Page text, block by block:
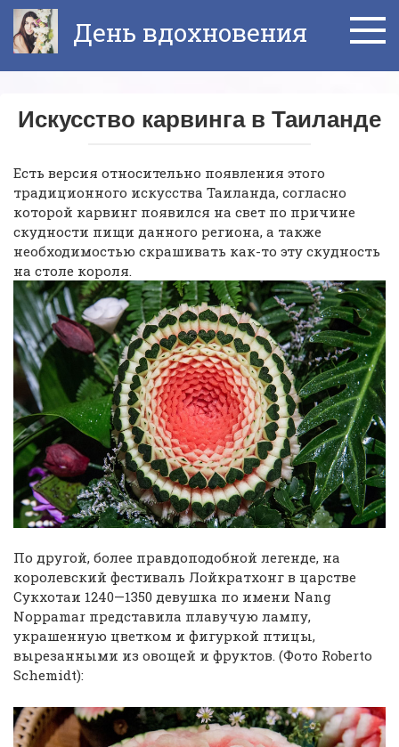
Перейти
контенту
День вдохновения
Искусство карвинга в Таиланде
Есть версия относительно появления этого
традиционного искусства Таиланда, согласно
которой карвинг появился на свет по причине
скудности пищи данного региона, а также
необходимостью скрашивать как-то эту скудность
на столе короля.
По другой, более правдоподобной легенде, на
королевский фестиваль Лойкратхонг в царстве
Сукхотаи 1240—1350 девушка по имени Nang
Noppamar представила плавучую лампу,
украшенную цветком и фигуркой птицы,
вырезанными из овощей и фруктов. (Фото Roberto
Schemidt):